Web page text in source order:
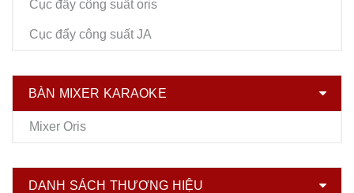
Cục đẩy công suất oris
Cục đẩy công suất JA
BÀN MIXER KARAOKE
Mixer Oris
DANH SÁCH THƯƠNG HIỆU